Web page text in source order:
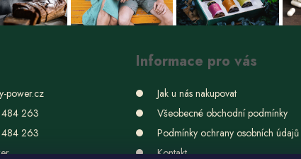
power.cz
263
263
Informace pro vás
Jak u nás nakupovat
Všeobecné obchodní podmínky
Podmínky ochrany osobních údajů
Kontakt